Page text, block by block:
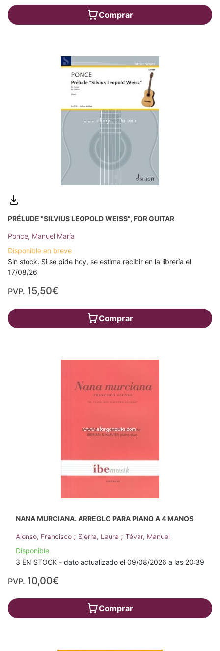
Comprar
PRÉLUDE "SILVIUS LEOPOLD WEISS", FOR GUITAR
Ponce, Manuel María
Disponible en breve
Sin stock. Si se pide hoy, se estima recibir en la librería el
17/08/26
PVP. 15,50€
Comprar
NANA MURCIANA. ARREGLO PARA PIANO A 4 MANOS
Alonso, Francisco ; Sierra, Laura ; Tévar, Manuel
Disponible
3 EN STOCK - dato actualizado el 09/08/2026 a las 20:39
PVP. 10,00€
Comprar